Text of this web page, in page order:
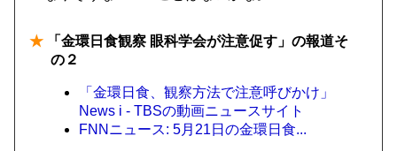
★ 「金環日食観察 眼科学会が注意促す」の報道そ
の２
「金環日食、観察方法で注意呼びかけ」
News i - TBSの動画ニュースサイト
FNNニュース: 5月21日の金環日食...